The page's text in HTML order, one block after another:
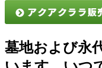
墓地および永